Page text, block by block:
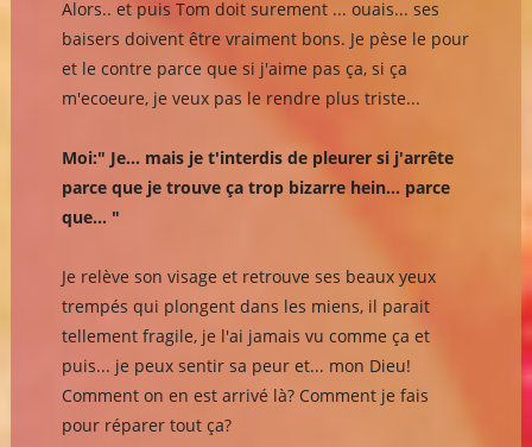
Alors.. et puis Tom doit surement ... ouais... ses
baisers doivent être vraiment bons. Je pèse le pour
et le contre parce que si j'aime pas ça, si ça
m'ecoeure, je veux pas le rendre plus triste...
Moi:" Je... mais je t'interdis de pleurer si j'arrête
parce que je trouve ça trop bizarre hein... parce
que... "
Je relève son visage et retrouve ses beaux yeux
trempés qui plongent dans les miens, il parait
tellement fragile, je l'ai jamais vu comme ça et
puis... je peux sentir sa peur et... mon Dieu!
Comment on en est arrivé là? Comment je fais
pour réparer tout ça?